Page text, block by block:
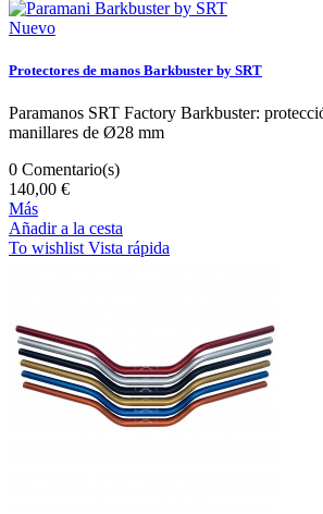
Nuevo
Protectores de manos Barkbuster by SRT
Paramanos SRT Factory Barkbuster:
manillares de Ø28 mm
0 Comentario(s)
140,00 €
Más
Añadir a la cesta
To wishlist Vista rápida